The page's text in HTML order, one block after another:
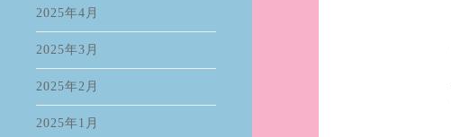
2025年4月
2025年3月
2025年2月
2025年1月